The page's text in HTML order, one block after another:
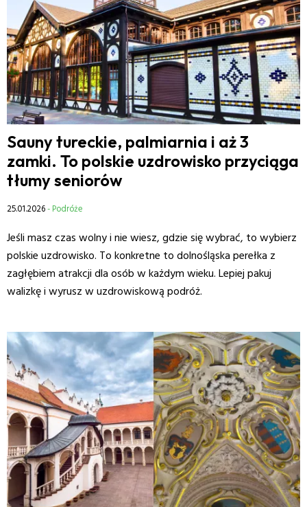
Sauny tureckie, palmiarnia i aż 3
zamki. To polskie uzdrowisko przyciąga
tłumy seniorów
25.01.2026- Podróże
Jeśli masz czas wolny i nie wiesz, gdzie się wybrać, to wybierz
polskie uzdrowisko. To konkretne to dolnośląska perełka z
zagłębiem atrakcji dla osób w każdym wieku. Lepiej pakuj
walizkę i wyrusz w uzdrowiskową podróż.